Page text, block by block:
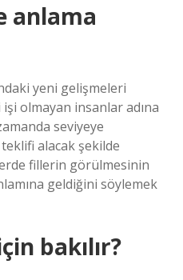
anlama
yeni gelişmeleri
olmayan insanlar adına
seviyeye
alacak şekilde
fillerin görülmesinin
geldiğini söylemek
bakılır?